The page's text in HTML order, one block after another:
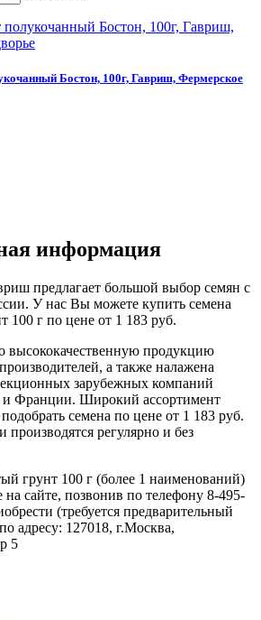
Бостон, 100г, Гавриш, Фермерское
информация
предлагает большой выбор семян с
У нас Вы можете купить семена
100 г по цене от 1 183 руб.
высококачественную продукцию
а также налажена
зарубежных компаний
и Франции. Широкий ассортимент
семена по цене от 1 183 руб.
производятся регулярно и без
грунт 100 г (более 1 наименований)
на сайте, позвонив по телефону 8-495-
(требуется предварительный
адресу: 127018, г.Москва,
5